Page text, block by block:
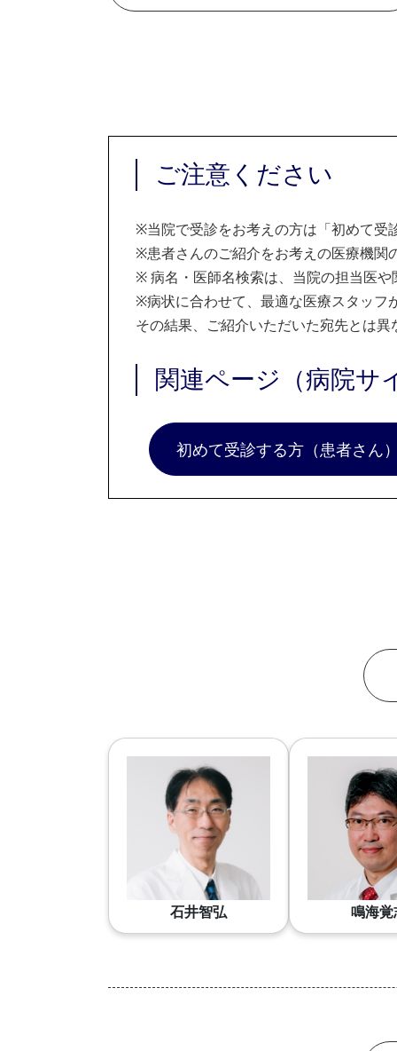
ご注意ください
※当院で受診をお考えの方は「初めて
※患者さんのご紹介をお考えの医療機
※病名・医師名検索は、当院の担当医
※病状に合わせて、最適な医療スタッフ
その結果、ご紹介いただいた宛先とは
関連ページ（病院サ
初めて受診する方（患者さん
石井智弘 鳴海覚